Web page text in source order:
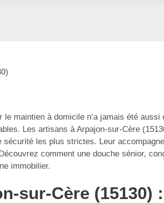
maintien à domicile n’a jamais été
Les artisans à Arpajon-sur-Cère
les plus strictes. Leur
comment une douche sénior,
immobilier.
sur-Cère (15130)